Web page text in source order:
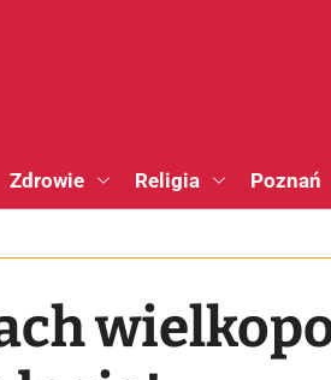
Zdrowie Religia Poznań